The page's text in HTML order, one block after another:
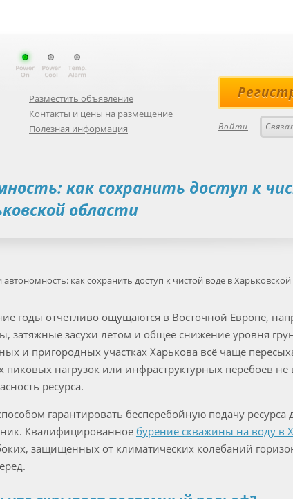
Разместить объявление
Контакты и цены на размещение
Полезная информация
Войти
как сохранить доступ к
области
как сохранить доступ к чистой воде в Харьковской
годы отчетливо ощущаются в Восточной Европе,
затяжные засухи летом и общее снижение уровня
и пригородных участках Харькова всё чаще
нагрузок или инфраструктурных перебоев не
ресурса.
гарантировать бесперебойную подачу ресурса
Квалифицированное бурение скважины на воду в
защищенных от климатических колебаний